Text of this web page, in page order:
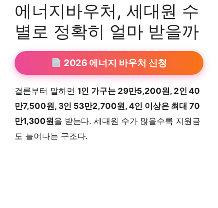
에너지바우처, 세대원 수
별로 정확히 얼마 받을까
2026 에너지 바우처 신청
결론부터 말하면 1인 가구는 29만5,200원, 2인 40
만7,500원, 3인 53만2,700원, 4인 이상은 최대 70
만1,300원을 받는다. 세대원 수가 많을수록 지원금
도 늘어나는 구조다.